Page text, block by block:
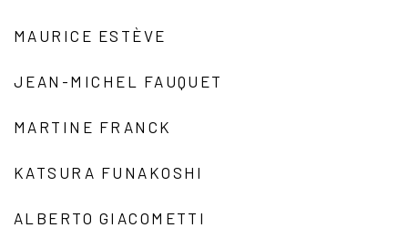
MAURICE ESTÈVE
JEAN-MICHEL FAUQUET
MARTINE FRANCK
KATSURA FUNAKOSHI
ALBERTO GIACOMETTI